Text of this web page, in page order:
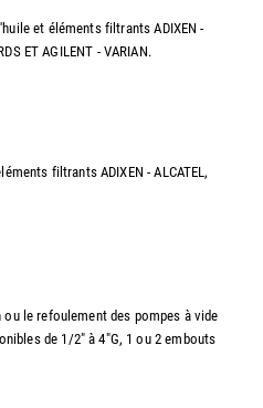
et éléments filtrants ADIXEN -
ET AGILENT - VARIAN.
filtrants ADIXEN - ALCATEL,
le refoulement des pompes à vide
de 1/2" à 4"G, 1 ou 2 embouts